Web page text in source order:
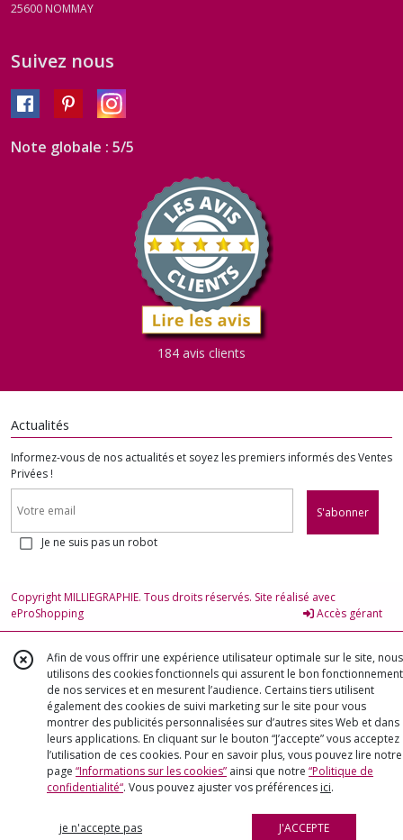
25600 NOMMAY
Suivez nous
Note globale : 5/5
184 avis clients
Actualités
Informez-vous de nos actualités et soyez les premiers informés des Ventes
Privées !
S'abonner
Je ne suis pas un robot
Copyright MILLIEGRAPHIE. Tous droits réservés. Site réalisé avec
eProShopping
Accès gérant
Afin de vous offrir une expérience utilisateur optimale sur le site, nous
utilisons des cookies fonctionnels qui assurent le bon fonctionnement
de nos services et en mesurent l’audience. Certains tiers utilisent
également des cookies de suivi marketing sur le site pour vous
montrer des publicités personnalisées sur d’autres sites Web et dans
leurs applications. En cliquant sur le bouton “J’accepte” vous acceptez
l’utilisation de ces cookies. Pour en savoir plus, vous pouvez lire notre
page “Informations sur les cookies” ainsi que notre “Politique de
confidentialité“. Vous pouvez ajuster vos préférences ici.
je n'accepte pas J'ACCEPTE